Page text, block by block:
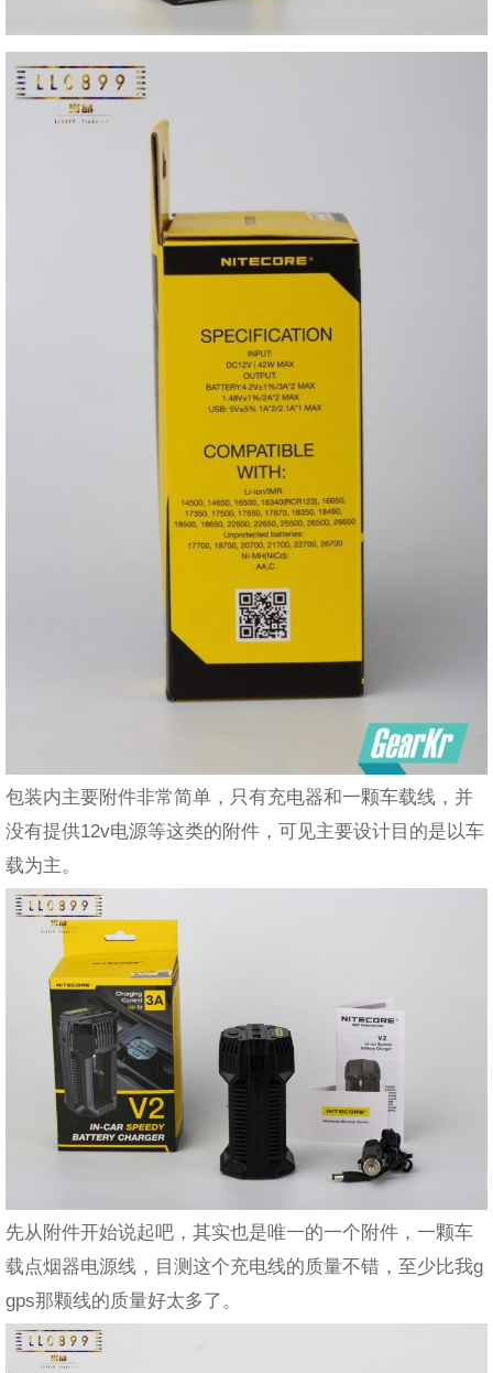
包装内主要附件非常简单，只有充电器和一颗车载线，并
没有提供12v电源等这类的附件，可见主要设计目的是以车
载为主。
先从附件开始说起吧，其实也是唯一的一个附件，一颗车
载点烟器电源线，目测这个充电线的质量不错，至少比我g
gps那颗线的质量好太多了。